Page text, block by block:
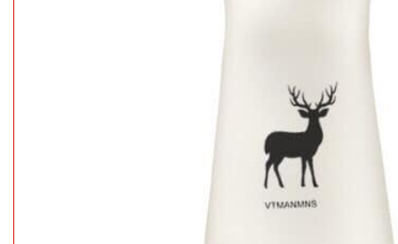
38.000 đ